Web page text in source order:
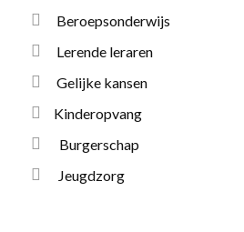
Beroepsonderwijs
Lerende leraren
Gelijke kansen
Kinderopvang
Burgerschap
Jeugdzorg